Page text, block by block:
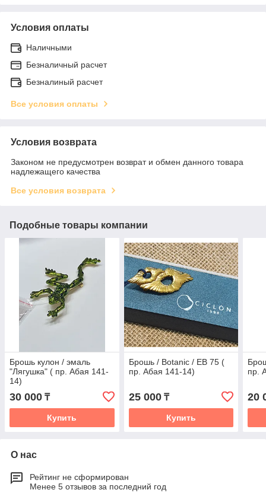
Условия оплаты
Наличными
Безналичный расчет
Безналиный расчет
Все условия оплаты
Условия возврата
Законом не предусмотрен возврат и обмен данного товара
надлежащего качества
Все условия возврата
Подобные товары компании
Брошь кулон / эмаль
"Лягушка" ( пр. Абая 141-
14)
30 000 ₸
Купить
Брошь / Botanic / EB 75 (
пр. Абая 141-14)
25 000₸
Купить
пр.
20
О нас
Рейтинг не сформирован
Менее 5 отзывов за последний год